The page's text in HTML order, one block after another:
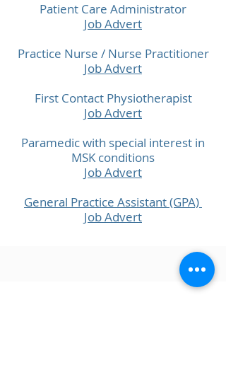
Patient Care Administrator
Job Advert
Practice Nurse / Nurse Practitioner
Job Advert
First Contact Physiotherapist
Job Advert
Paramedic with special interest in
MSK conditions
Job Advert
General Practice Assistant (GPA)
Job Advert